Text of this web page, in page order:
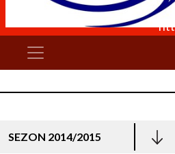
SEZON 2014/2015